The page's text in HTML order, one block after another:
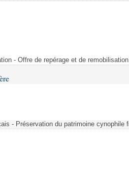
- Offre de repérage et de remobilisation
- Préservation du patrimoine cynophile